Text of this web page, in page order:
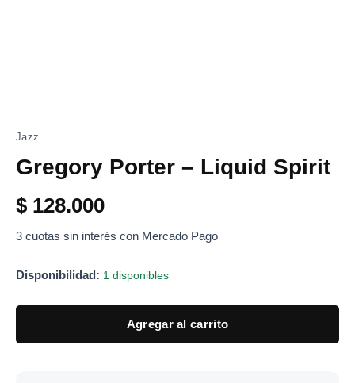
Jazz
Gregory Porter – Liquid Spirit
$ 128.000
3 cuotas sin interés con Mercado Pago
Disponibilidad: 1 disponibles
Agregar al carrito